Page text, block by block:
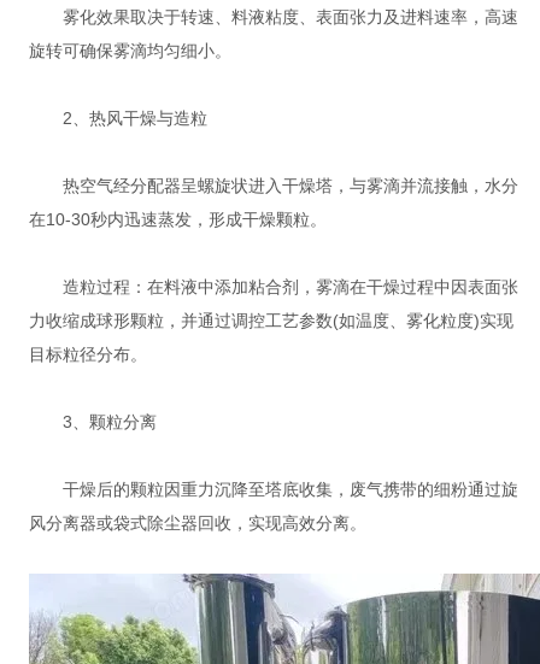
雾化效果取决于转速、料液粘度、表面张力及进料速率，高速
旋转可确保雾滴均匀细小。
‌2、热风干燥与造粒‌
热空气经分配器呈螺旋状进入干燥塔，与雾滴并流接触，水分
在10-30秒内迅速蒸发，形成干燥颗粒。
造粒过程：在料液中添加粘合剂，雾滴在干燥过程中因表面张
力收缩成球形颗粒，并通过调控工艺参数(如温度、雾化粒度)实现
目标粒径分布。
‌3、颗粒分离‌
干燥后的颗粒因重力沉降至塔底收集，废气携带的细粉通过旋
风分离器或袋式除尘器回收，实现高效分离。